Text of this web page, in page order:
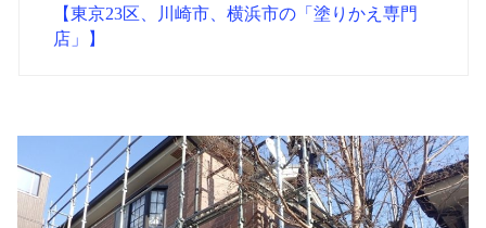
【東京23区、川崎市、横浜市の「塗りかえ専門
店」】